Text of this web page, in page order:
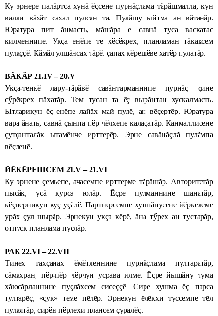
Ку эрнере палăртса хунă ӗçсене пурнăçлама тăрăшмалла, кун
валли вăхăт сахал пулсан та. Пулăшу ыйтма ан вăтанăр.
Юратура пит ăнмасть, мăшăра е савнă туса васкатас
килменнипе. Укçа енӗпе те хӗсӗк­рех, планламан тăкаксем
пулаççӗ. Кăмăл улшăнсах тăрӗ, çапах кӗрешӗве хатӗр пулатăр.
ВĂКĂР 21.IV – 20.V
Укçа-тенкӗ лару-тăрăвӗ савăнтарманнипе пурнăç çине
сӳрӗкрех пăхатăр. Тем тусан та ӗç вырăнтан хускалмасть.
Ытларикун ӗç енӗпе лайăх май пулӗ, ан вӗçертӗр. Юратура
вара ăнать, савнă çынпа пӗр чӗлхепе калаçатăр. Канмаллисене
çутçанталăк ытамӗнче ирттерӗр. Эрне савăнăçлă пулăмпа
вӗçленӗ.
ЙӖКӖРЕШСЕМ 21.V – 21.VI
Ку эрнене çемьепе, ачасемпе ирттерме тăрăшăр. Авторитетăр
пысăк, усă курса юлăр. Ӗçре пулманнине шанатăр,
кӗçнерникун куç уçăлӗ. Партнерсемпе хутшăнусене йӗркелеме
урăх çул шырăр. Эрнекун укçа кӗрӗ, ăна тӳрех ан тустарăр,
отпуск планлама пуçлăр.
РАК 22.VI – 22.VII
Тинех тахçанах ӗмӗтленнине пурнăçлама пултаратăр,
сăмахран, пӗр-пӗр чӗрчун усрава илме. Ӗçре йышăну тума
хăюсăрланнине пуçлăхсем сисеççӗ. Сире хушма ӗç парса
тултарӗç, «çук» теме пӗлӗр. Эрнекун ӗлӗкхи туссемпе тӗл
пулаятăр, сирӗн пӗрлехи плансем çуралӗç.